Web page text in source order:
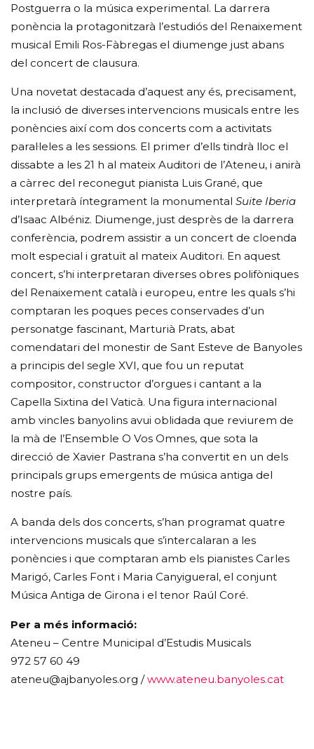
Postguerra o la música experimental. La darrera
ponència la protagonitzarà l’estudiós del Renaixement
musical Emili Ros-Fàbregas el diumenge just abans
del concert de clausura.
Una novetat destacada d’aquest any és, precisament,
la inclusió de diverses intervencions musicals entre les
ponències així com dos concerts com a activitats
paral·leles a les sessions. El primer d’ells tindrà lloc el
dissabte a les 21 h al mateix Auditori de l’Ateneu, i anirà
a càrrec del reconegut pianista Luis Grané, que
interpretarà íntegrament la monumentalSuite Iberia
d’Isaac Albéniz. Diumenge, just desprès de la darrera
conferència, podrem assistir a un concert de cloenda
molt especial i gratuït al mateix Auditori. En aquest
concert, s’hi interpretaran diverses obres polifòniques
del Renaixement català i europeu, entre les quals s’hi
comptaran les poques peces conservades d’un
personatge fascinant, Marturià Prats, abat
comendatari del monestir de Sant Esteve de Banyoles
a principis del segle XVI, que fou un reputat
compositor, constructor d’orgues i cantant a la
Capella Sixtina del Vaticà. Una figura internacional
amb vincles banyolins avui oblidada que reviurem de
la mà de l’Ensemble O Vos Omnes, que sota la
direcció de Xavier Pastrana s’ha convertit en un dels
principals grups emergents de música antiga del
nostre país.
A banda dels dos concerts, s’han programat quatre
intervencions musicals que s’intercalaran a les
ponències i que comptaran amb els pianistes Carles
Marigó, Carles Font i Maria Canyigueral, el conjunt
Música Antiga de Girona i el tenor Raúl Coré.
Per a més informació:
Ateneu – Centre Municipal d’Estudis Musicals
972 57 60 49
ateneu@ajbanyoles.org /www.ateneu.banyoles.cat